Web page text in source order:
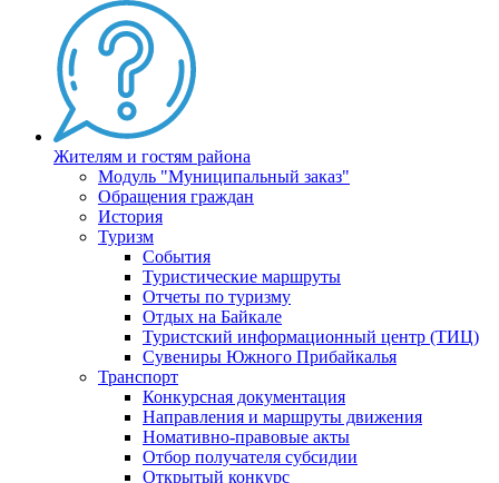
Жителям и гостям района
Модуль "Муниципальный заказ"
Обращения граждан
История
Туризм
События
Туристические маршруты
Отчеты по туризму
Отдых на Байкале
Туристский информационный центр (ТИЦ)
Сувениры Южного Прибайкалья
Транспорт
Конкурсная документация
Направления и маршруты движения
Номативно-правовые акты
Отбор получателя субсидии
Открытый конкурс